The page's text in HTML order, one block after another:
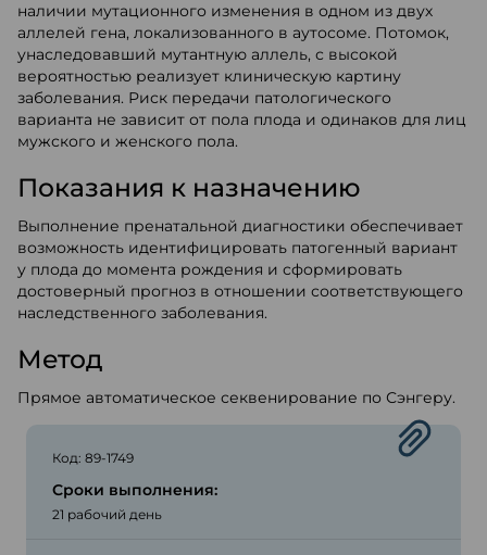
наличии мутационного изменения в одном из двух
аллелей гена, локализованного в аутосоме. Потомок,
унаследовавший мутантную аллель, с высокой
вероятностью реализует клиническую картину
заболевания. Риск передачи патологического
варианта не зависит от пола плода и одинаков для лиц
мужского и женского пола.
Показания к назначению
Выполнение пренатальной диагностики обеспечивает
возможность идентифицировать патогенный вариант
у плода до момента рождения и сформировать
достоверный прогноз в отношении соответствующего
наследственного заболевания.
Метод
Прямое автоматическое секвенирование по Сэнгеру.
Код: 89-1749
Сроки выполнения:
21 рабочий день